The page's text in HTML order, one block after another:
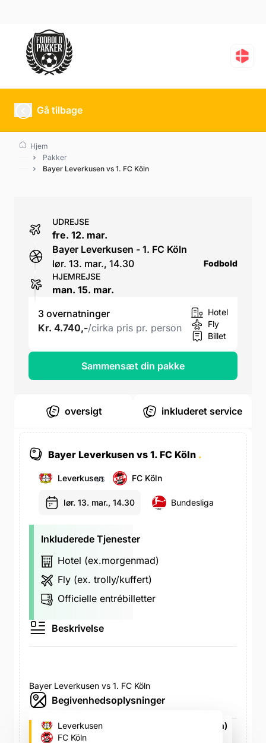
Bayer Leverkusen vs 1.
Gå tilbage
Hjem
Pakker
Bayer Leverkusen vs 1. FC Köln
oversigt inkluderet service
Bayer Leverkusen vs 1. FC Köln .
Leverkusen
VS FC Köln
lør. 13. mar., 14.30 Bundesliga
Inkluderede Tjenester
Hotel (ex.morgenmad)
Fly (ex. trolly/kuffert)
Officielle entrébilletter
Beskrivelse
Bayer Leverkusen vs 1. FC Köln
Begivenhedsoplysninger
BayArena (Leverkusen fodboldstadion)
Bismarckstr. 122-124, Bismarckstr. 122-124
Leverkusen
FC Köln
UDREJSE
fre. 12. mar.
Bayer Leverkusen - 1. FC Köln
lør. 13. mar., 14.30
Fodbold
HJEMREJSE
man. 15. mar.
3 overnatninger
Kr. 4.740,-/cirka pris pr. person
Hotel
Fly
Billet
Sammensæt din pakke